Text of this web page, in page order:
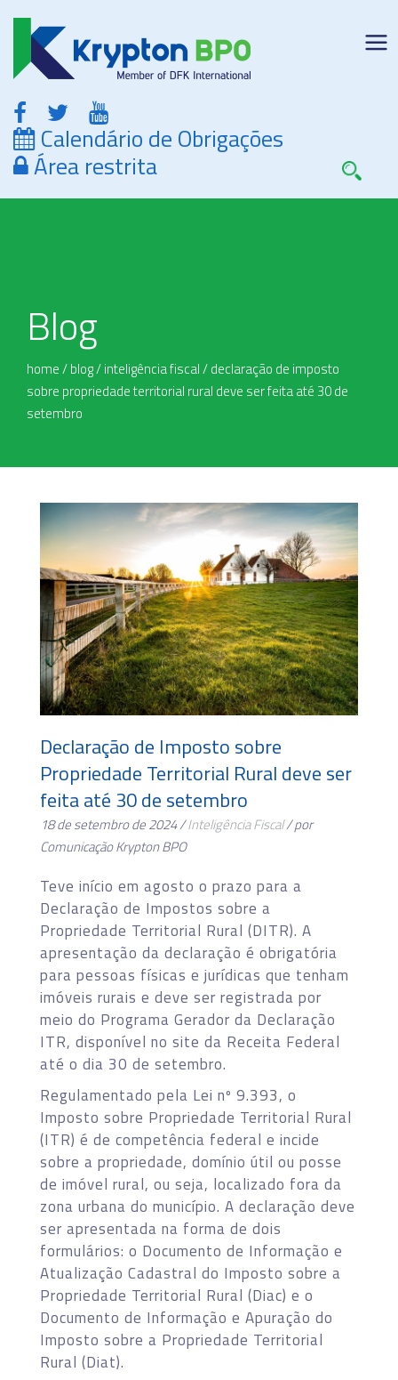
Calendário de Obrigações
Área restrita
Blog
home/blog/inteligência fiscal/declaração de imposto
sobre propriedade territorial rural deve ser feita até 30 de
setembro
Declaração de Imposto sobre
Propriedade Territorial Rural deve ser
feita até 30 de setembro
18 de setembro de 2024 /Inteligência Fiscal/ por
Comunicação Krypton BPO
Teve início em agosto o prazo para a
Declaração de Impostos sobre a
Propriedade Territorial Rural (DITR). A
apresentação da declaração é obrigatória
para pessoas físicas e jurídicas que tenham
imóveis rurais e deve ser registrada por
meio do Programa Gerador da Declaração
ITR, disponível no site da Receita Federal
até o dia 30 de setembro.
Regulamentado pela Lei nº 9.393, o
Imposto sobre Propriedade Territorial Rural
(ITR) é de competência federal e incide
sobre a propriedade, domínio útil ou posse
de imóvel rural, ou seja, localizado fora da
zona urbana do município. A declaração deve
ser apresentada na forma de dois
formulários: o Documento de Informação e
Atualização Cadastral do Imposto sobre a
Propriedade Territorial Rural (Diac) e o
Documento de Informação e Apuração do
Imposto sobre a Propriedade Territorial
Rural (Diat).